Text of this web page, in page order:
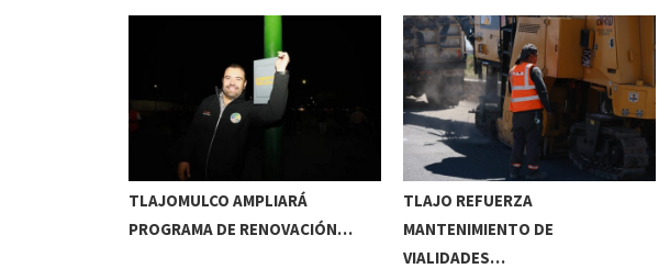
TLAJOMULCO AMPLIARÁ
PROGRAMA DE RENOVACIÓN…
TLAJO REFUERZA
MANTENIMIENTO DE
VIALIDADES…